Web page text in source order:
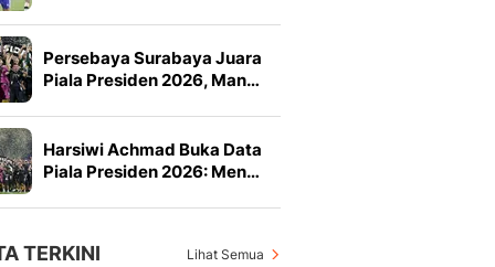
Persebaya Surabaya Juara
Piala Presiden 2026, Man…
Harsiwi Achmad Buka Data
Piala Presiden 2026: Men…
TERKINI Lihat Semua